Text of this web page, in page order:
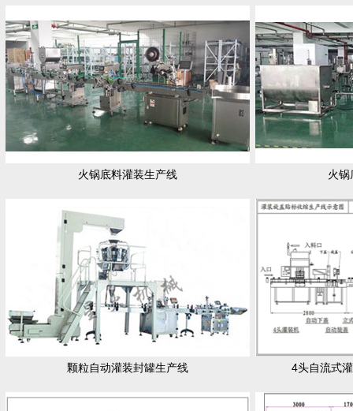
火锅底料灌装生产线 火锅
颗粒自动灌装封罐生产线 4头自流式